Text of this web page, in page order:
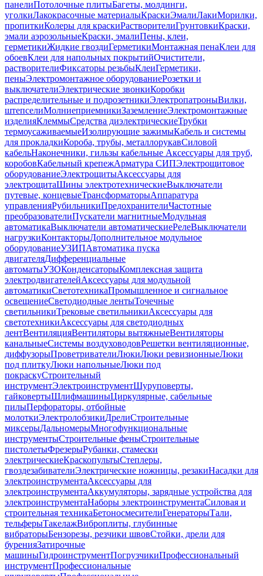
панелиПотолочные плитыБагеты, молдинги,
уголкиЛакокрасочные материалыКраскиЭмалиЛакиМорилки,
пропиткиКолеры для краскиРастворителиГрунтовкиКраски,
эмали аэрозольныеКраски, эмалиПены, клеи,
герметикиЖидкие гвоздиГерметикиМонтажная пенаКлеи для
обоевКлеи для напольных покрытийОчистители,
растворителиФиксаторы резьбыКлеиГерметики,
пеныЭлектромонтажное оборудованиеРозетки и
выключателиЭлектрические звонкиКоробки
распределительные и подрозетникиЭлектропатроныВилки,
штепселиМолниеприемникиЗаземлениеЭлектромонтажные
изделияКлеммыСредства диэлектрическиеТрубки
термоусаживаемыеИзолирующие зажимыКабель и системы
для прокладкиКороба, трубы, металлорукавСиловой
кабельНаконечники, гильзы кабельные Аксессуары для труб,
коробовКабельный крепежАрматура СИПЭлектрощитовое
оборудованиеЭлектрощитыАксессуары для
электрощитаШины электротехническиеВыключатели
путевые, концевыеТрансформаторыАппаратура
управленияРубильникиПредохранителиЧастотные
преобразователиПускатели магнитныеМодульная
автоматикаВыключатели автоматическиеРелеВыключатели
нагрузкиКонтакторыДополнительное модульное
оборудованиеУЗИПАвтоматика пуска
двигателяДифференциальные
автоматыУЗОКонденсаторыКомплексная защита
электродвигателейАксессуары для модульной
автоматикиСветотехникаПромышленное и сигнальное
освещениеСветодиодные лентыТочечные
светильникиТрековые светильникиАксессуары для
светотехникиАксессуары для светодиодных
лентВентиляцияВентиляторы вытяжныеВентиляторы
канальныеСистемы воздуховодовРешетки вентиляционные,
диффузорыПроветривателиЛюкиЛюки ревизионныеЛюки
под плиткуЛюки напольныеЛюки под
покраскуСтроительный
инструментЭлектроинструментШуруповерты,
гайковертыШлифмашиныЦиркулярные, сабельные
пилыПерфораторы, отбойные
молоткиЭлектролобзикиДрелиСтроительные
миксерыДальномерыМногофункциональные
инструментыСтроительные феныСтроительные
пистолетыФрезерыРубанки, стамески
электрическиеКраскопультыСтеплеры,
гвоздезабивателиЭлектрические ножницы, резакиНасадки для
электроинструментаАксессуары для
электроинструментаАккумуляторы, зарядные устройства для
электроинструментаНаборы электроинструментаСиловая и
строительная техникаБетоносмесителиГенераторыТали,
тельферыТакелажВиброплиты, глубинные
вибраторыБензорезы, резчики швовСтойки, дрели для
буренияЗатирочные
машиныГидроинструментПогрузчикиПрофессиональный
инструментПрофессиональные